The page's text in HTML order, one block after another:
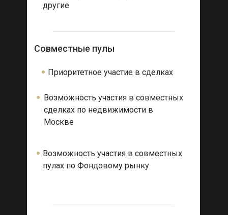
Совместные пулы
другие
Возможность участия в совместных
сделках по недвижимости в
Москве
Возможность участия в совместных
пулах по Фондовому рынку
Приоритетное участие в сделках